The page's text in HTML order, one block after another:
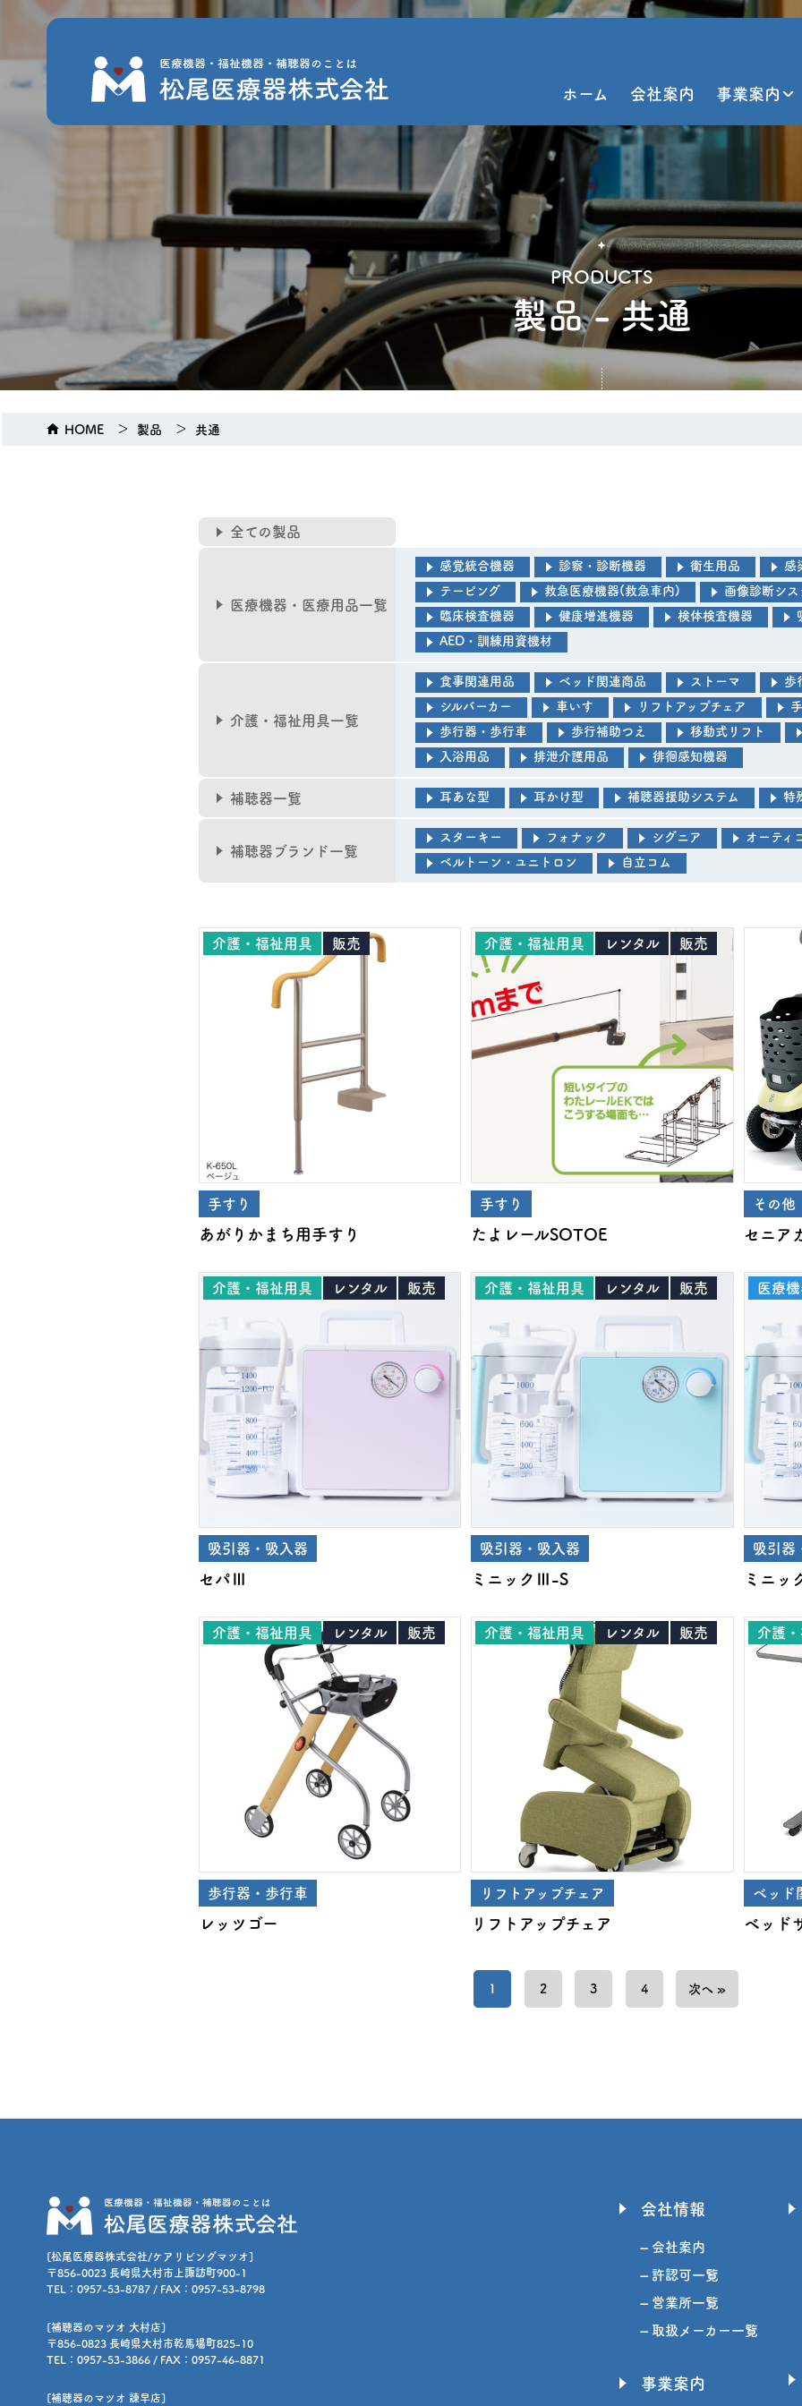
ホーム 会社案内 事業案内
PRODUCTS
製品 - 共通
HOME 製品 共通
全ての製品
医療機器・医療用品一覧
感覚統合機器 診察・診断機器 衛生用品
感
テーピング
救急医療機器(救急車内)
画像診断シス
臨床検査機器
健康増進機器 検体検査機器
AED・訓練用資機材
介護・福祉用具一覧
食事関連用品 ベッド関連商品 ストーマ
歩
シルバーカー
車いす リフトアップチェア
歩行器・歩行車
歩行補助つえ
移動式リフト
入浴用品
排泄介護用品 徘徊感知機器
補聴器一覧 耳あな型 耳かけ型 補聴器援助システム 特
補聴器ブランド一覧
スターキー フォナック シグニア
オーティ
ベルトーン・ユニトロン
自立コム
介護・福祉用具 販売
手すり
あがりかまち用手すり
介護・福祉用具 レンタル 販売
手すり
たよレールSOTOE
その他
セニア
介護・福祉用具 レンタル 販売
吸引器・吸入器
セパⅢ
介護・福祉用具 レンタル 販売
吸引器・吸入器
ミニックⅢ-S
医療
吸引器
ミニッ
介護・福祉用具 レンタル 販売
歩行器・歩行車
レッツゴー
介護・福祉用具 レンタル 販売
リフトアップチェア
リフトアップチェア
介護
ベッド
ベッド
1 2 3 4 次へ »
[松尾医療器株式会社/ケアリビングマツオ]
〒856-0023 長崎県大村市上諏訪町900-1
TEL：0957-53-8787 / FAX：0957-53-8798
[補聴器のマツオ 大村店]
〒856-0823 長崎県大村市乾馬場町825-10
TEL：0957-53-3866 / FAX：0957-46-8871
[補聴器のマツオ 諫早店]
会社情報
– 会社案内
– 許認可一覧
– 営業所一覧
– 取扱メーカー一覧
事業案内